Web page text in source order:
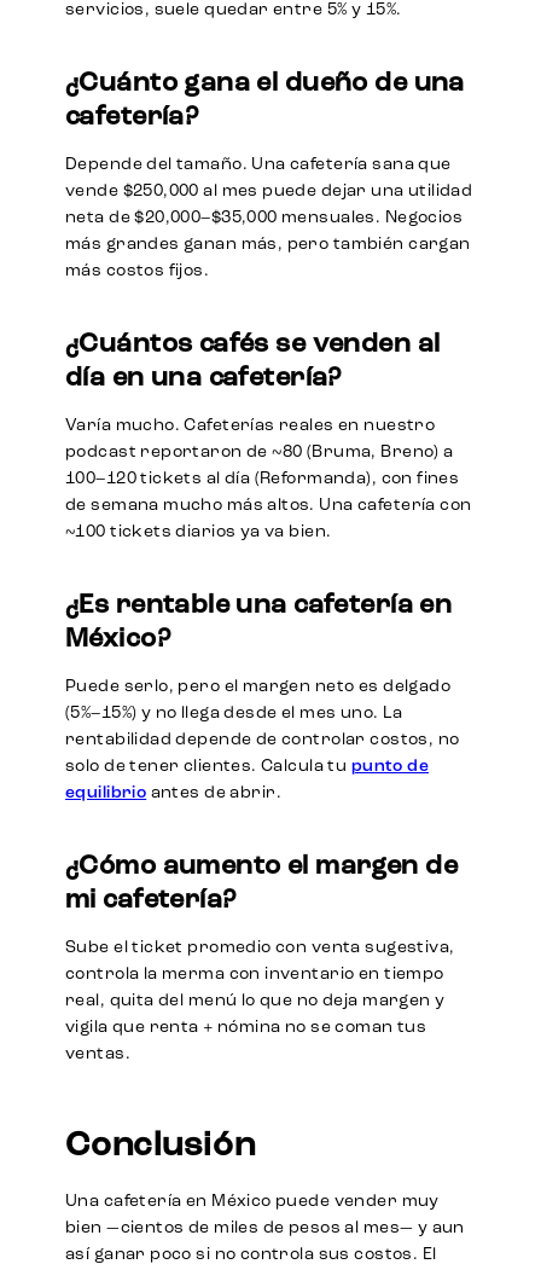
servicios, suele quedar entre 5% y 15%.
¿Cuánto gana el dueño de una
cafetería?
Depende del tamaño. Una cafetería sana que
vende $250,000 al mes puede dejar una utilidad
neta de $20,000–$35,000 mensuales. Negocios
más grandes ganan más, pero también cargan
más costos fijos.
¿Cuántos cafés se venden al
día en una cafetería?
Varía mucho. Cafeterías reales en nuestro
podcast reportaron de ~80 (Bruma, Breno) a
100–120 tickets al día (Reformanda), con fines
de semana mucho más altos. Una cafetería con
~100 tickets diarios ya va bien.
¿Es rentable una cafetería en
México?
Puede serlo, pero el margen neto es delgado
(5%–15%) y no llega desde el mes uno. La
rentabilidad depende de controlar costos, no
solo de tener clientes. Calcula tu punto de
equilibrio antes de abrir.
¿Cómo aumento el margen de
mi cafetería?
Sube el ticket promedio con venta sugestiva,
controla la merma con inventario en tiempo
real, quita del menú lo que no deja margen y
vigila que renta + nómina no se coman tus
ventas.
Conclusión
Una cafetería en México puede vender muy
bien —cientos de miles de pesos al mes— y aun
así ganar poco si no controla sus costos. El